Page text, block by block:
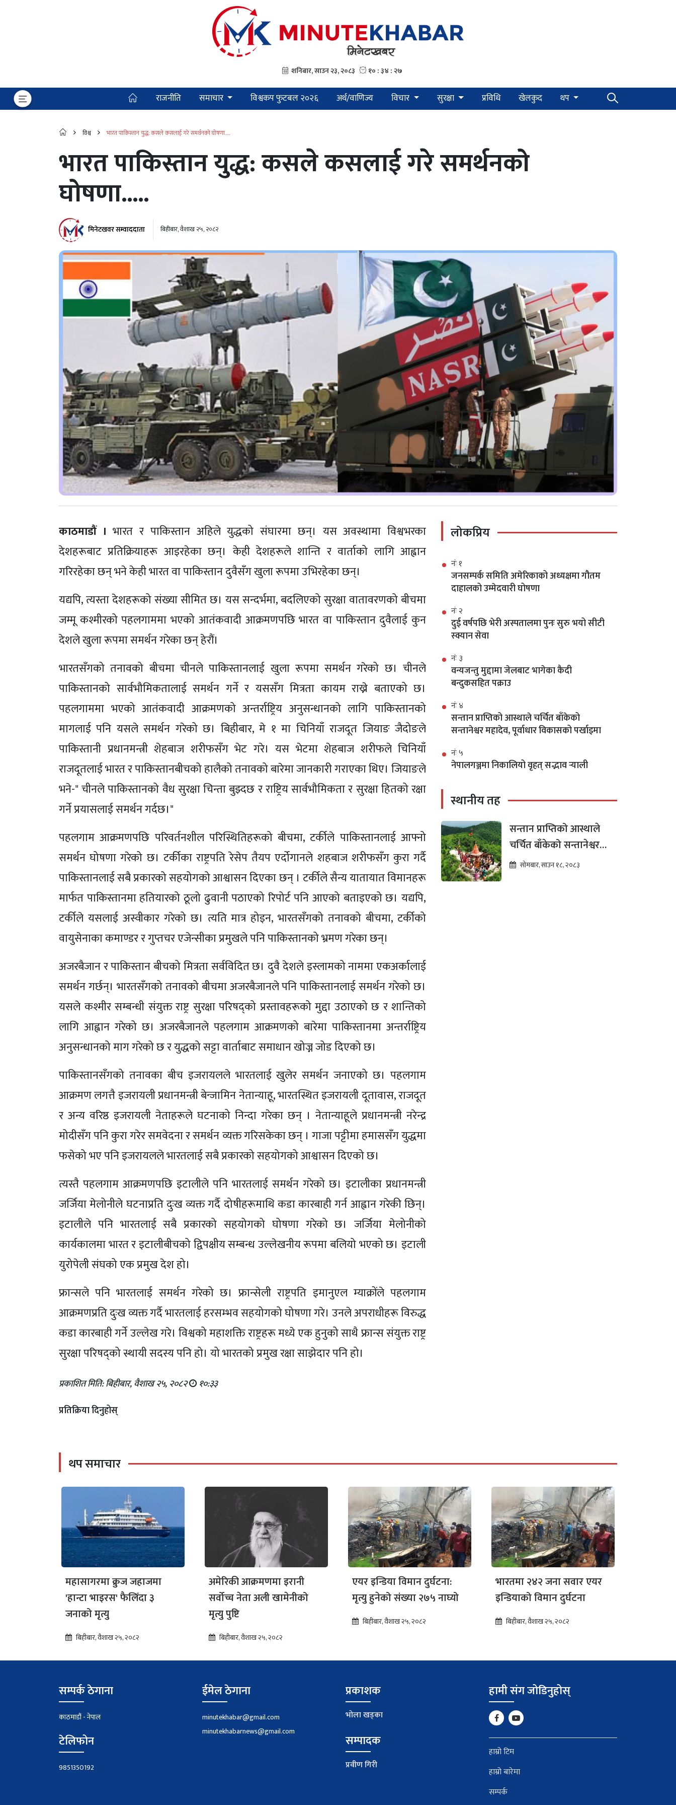
राजनीति समाचार विश्वकप फुटबल २०२६ अर्थ/वाणिज्य विचार सुरक्षा प्रविधि खेलकुद थप
विश्व भारत पाकिस्तान युद्ध: कसले कसलाई गरे समर्थनको घोषणा.....
भारत पाकिस्तान युद्ध: कसले कसलाई गरे समर्थनको
घोषणा.....
मिनेटखवर सम्वाददाता बिहीबार, वैशाख २५, २०८२
काठमाडौं । भारत र पाकिस्तान अहिले युद्धको संघारमा छन्। यस अवस्थामा विश्वभरका
देशहरूबाट प्रतिक्रियाहरू आइरहेका छन्। केही देशहरूले शान्ति र वार्ताको लागि आह्वान
गरिरहेका छन् भने केही भारत वा पाकिस्तान दुवैसँग खुला रूपमा उभिरहेका छन्।
यद्यपि, त्यस्ता देशहरूको संख्या सीमित छ। यस सन्दर्भमा, बदलिएको सुरक्षा वातावरणको बीचमा
जम्मू कश्मीरको पहलगाममा भएको आतंकवादी आक्रमणपछि भारत वा पाकिस्तान दुवैलाई कुन
देशले खुला रूपमा समर्थन गरेका छन् हेरौं।
भारतसँगको तनावको बीचमा चीनले पाकिस्तानलाई खुला रूपमा समर्थन गरेको छ। चीनले
पाकिस्तानको सार्वभौमिकतालाई समर्थन गर्ने र यससँग मित्रता कायम राख्ने बताएको छ।
पहलगाममा भएको आतंकवादी आक्रमणको अन्तर्राष्ट्रिय अनुसन्धानको लागि पाकिस्तानको
मागलाई पनि यसले समर्थन गरेको छ। बिहीबार, मे १ मा चिनियाँ राजदूत जियाङ जैदोङले
पाकिस्तानी प्रधानमन्त्री शेहबाज शरीफसँग भेट गरे। यस भेटमा शेहबाज शरीफले चिनियाँ
राजदूतलाई भारत र पाकिस्तानबीचको हालैको तनावको बारेमा जानकारी गराएका थिए। जियाङले
भने-" चीनले पाकिस्तानको वैध सुरक्षा चिन्ता बुझ्दछ र राष्ट्रिय सार्वभौमिकता र सुरक्षा हितको रक्षा
गर्ने प्रयासलाई समर्थन गर्दछ।"
पहलगाम आक्रमणपछि परिवर्तनशील परिस्थितिहरूको बीचमा, टर्कीले पाकिस्तानलाई आफ्नो
समर्थन घोषणा गरेको छ। टर्कीका राष्ट्रपति रेसेप तैयप एर्दोगानले शहबाज शरीफसँग कुरा गर्दै
पाकिस्तानलाई सबै प्रकारको सहयोगको आश्वासन दिएका छन् । टर्कीले सैन्य यातायात विमानहरू
मार्फत पाकिस्तानमा हतियारको ठूलो ढुवानी पठाएको रिपोर्ट पनि आएको बताइएको छ। यद्यपि,
टर्कीले यसलाई अस्वीकार गरेको छ। त्यति मात्र होइन, भारतसँगको तनावको बीचमा, टर्कीको
वायुसेनाका कमाण्डर र गुप्तचर एजेन्सीका प्रमुखले पनि पाकिस्तानको भ्रमण गरेका छन्।
अजरबैजान र पाकिस्तान बीचको मित्रता सर्वविदित छ। दुवै देशले इस्लामको नाममा एकअर्कालाई
समर्थन गर्छन्। भारतसँगको तनावको बीचमा अजरबैजानले पनि पाकिस्तानलाई समर्थन गरेको छ।
यसले कश्मीर सम्बन्धी संयुक्त राष्ट्र सुरक्षा परिषद्को प्रस्तावहरूको मुद्दा उठाएको छ र शान्तिको
लागि आह्वान गरेको छ। अजरबैजानले पहलगाम आक्रमणको बारेमा पाकिस्तानमा अन्तर्राष्ट्रिय
अनुसन्धानको माग गरेको छ र युद्धको सट्टा वार्ताबाट समाधान खोज्न जोड दिएको छ।
पाकिस्तानसँगको तनावका बीच इजरायलले भारतलाई खुलेर समर्थन जनाएको छ। पहलगाम
आक्रमण लगत्तै इजरायली प्रधानमन्त्री बेन्जामिन नेतान्याहू, भारतस्थित इजरायली दूतावास, राजदूत
र अन्य वरिष्ठ इजरायली नेताहरूले घटनाको निन्दा गरेका छन् । नेतान्याहूले प्रधानमन्त्री नरेन्द्र
मोदीसँग पनि कुरा गरेर समवेदना र समर्थन व्यक्त गरिसकेका छन् । गाजा पट्टीमा हमाससँग युद्धमा
फसेको भए पनि इजरायलले भारतलाई सबै प्रकारको सहयोगको आश्वासन दिएको छ।
त्यस्तै पहलगाम आक्रमणपछि इटालीले पनि भारतलाई समर्थन गरेको छ। इटालीका प्रधानमन्त्री
जर्जिया मेलोनीले घटनाप्रति दुःख व्यक्त गर्दै दोषीहरूमाथि कडा कारबाही गर्न आह्वान गरेकी छिन्।
इटालीले पनि भारतलाई सबै प्रकारको सहयोगको घोषणा गरेको छ। जर्जिया मेलोनीको
कार्यकालमा भारत र इटालीबीचको द्विपक्षीय सम्बन्ध उल्लेखनीय रूपमा बलियो भएको छ। इटाली
युरोपेली संघको एक प्रमुख देश हो।
फ्रान्सले पनि भारतलाई समर्थन गरेको छ। फ्रान्सेली राष्ट्रपति इमानुएल म्याक्रोंले पहलगाम
आक्रमणप्रति दुःख व्यक्त गर्दै भारतलाई हरसम्भव सहयोगको घोषणा गरे। उनले अपराधीहरू विरुद्ध
कडा कारबाही गर्ने उल्लेख गरे। विश्वको महाशक्ति राष्ट्रहरू मध्ये एक हुनुको साथै फ्रान्स संयुक्त राष्ट्र
सुरक्षा परिषद्को स्थायी सदस्य पनि हो। यो भारतको प्रमुख रक्षा साझेदार पनि हो।
प्रकाशित मिति: बिहीबार, वैशाख २५, २०८२ १०:३३
प्रतिक्रिया दिनुहोस्
लोकप्रिय
नंः १
जनसम्पर्क समिति अमेरिकाको अध्यक्षमा गौतम
दाहालको उम्मेदवारी घोषणा
नंः २
दुई वर्षपछि भेरी अस्पतालमा पुनः सुरु भयो सीटी
स्क्यान सेवा
नंः ३
वन्यजन्तु मुद्दामा जेलबाट भागेका कैदी
बन्दुकसहित पक्राउ
नंः ४
सन्तान प्राप्तिको आस्थाले चर्चित बाँकेको
सन्तानेश्वर महादेव, पूर्वाधार विकासको पर्खाइमा
नंः ५
नेपालगञ्जमा निकालियो वृहत् सद्भाव र्‍याली
स्थानीय तह
सन्तान प्राप्तिको आस्थाले
चर्चित बाँकेको सन्तानेश्वर
महादेव, पूर्वाधार विकासको
सोमबार, साउन १८, २०८३
थप समाचार
महासागरमा क्रुज जहाजमा
'हान्टा भाइरस' फैलिँदा ३
जनाको मृत्यु
बिहीबार, वैशाख २५, २०८२
अमेरिकी आक्रमणमा इरानी
सर्वोच्च नेता अली खामेनीको
मृत्यु पुष्टि
बिहीबार, वैशाख २५, २०८२
एयर इन्डिया विमान दुर्घटना:
मृत्यु हुनेको संख्या २७५ नाघ्यो
बिहीबार, वैशाख २५, २०८२
भारतमा २४२ जना सवार एयर
इन्डियाको विमान दुर्घटना
बिहीबार, वैशाख २५, २०८२
सम्पर्क ठेगाना
काठमाडौं - नेपाल
टेलिफोन
9851350192
ईमेल ठेगाना
minutekhabar@gmail.com
minutekhabarnews@gmail.com
प्रकाशक
भाेला खड्का
सम्पादक
प्रवीण गिरी
हामी संग जोडिनुहोस्
हाम्रो टिम
हाम्रो बारेमा
सम्पर्क